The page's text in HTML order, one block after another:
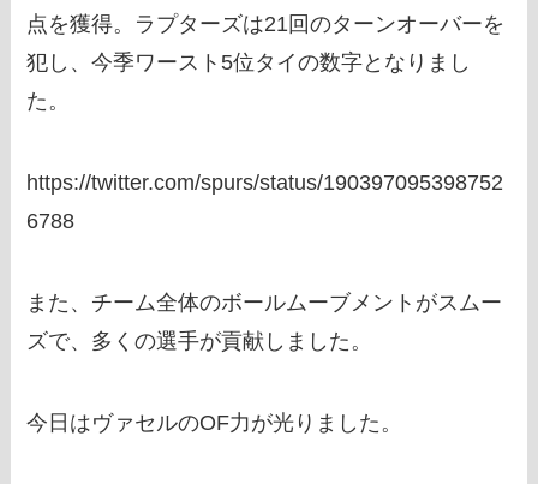
点を獲得。ラプターズは21回のターンオーバーを
犯し、今季ワースト5位タイの数字となりまし
た。
https://twitter.com/spurs/status/190397095398752
6788
また、チーム全体のボールムーブメントがスムー
ズで、多くの選手が貢献しました。
今日はヴァセルのOF力が光りました。